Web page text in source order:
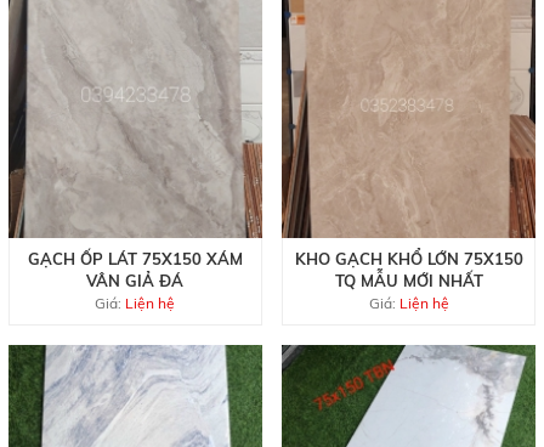
GẠCH ỐP LÁT 75X150 XÁM
VÂN GIẢ ĐÁ
Giá: Liện hệ
KHO GẠCH KHỔ LỚN 75X150
TQ MẪU MỚI NHẤT
Giá: Liện hệ